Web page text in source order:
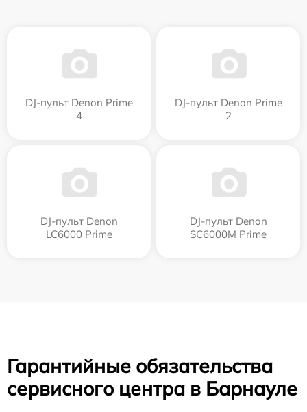
DJ-пульт Denon Prime
4
DJ-пульт Denon Prime
2
DJ-пульт Denon
LC6000 Prime
DJ-пульт Denon
SC6000M Prime
Гарантийные обязательства
сервисного центра в Барнауле